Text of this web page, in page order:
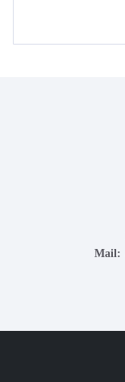
Mail: